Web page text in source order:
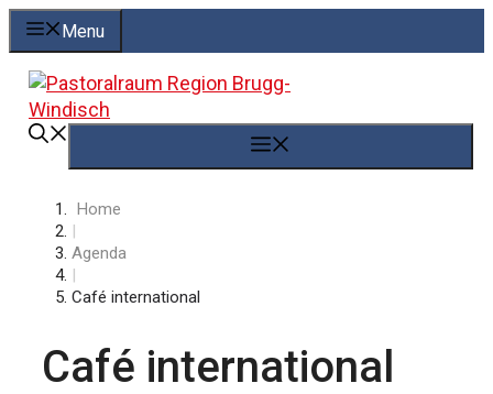
Springe
zum
Inhalt
Menu
Home
|
Agenda
|
Café international
Café international